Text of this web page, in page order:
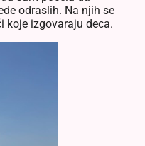
odraslih. Na njih se
koje izgovaraju deca.